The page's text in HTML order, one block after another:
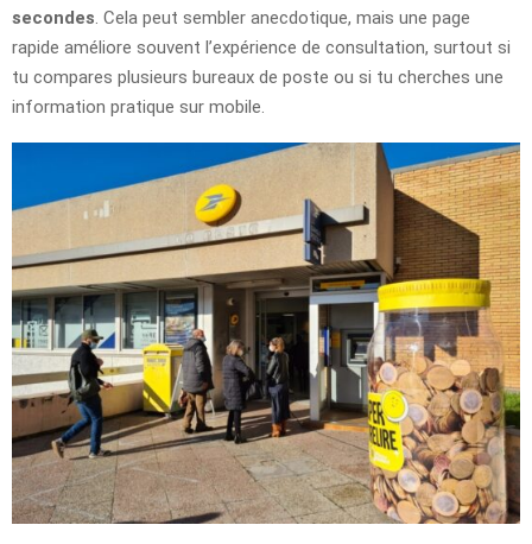
secondes . Cela peut sembler anecdotique, mais une page
rapide améliore souvent l’expérience de consultation, surtout si
tu compares plusieurs bureaux de poste ou si tu cherches une
information pratique sur mobile.